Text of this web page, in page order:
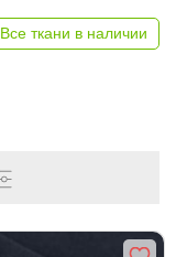
Все ткани в наличии